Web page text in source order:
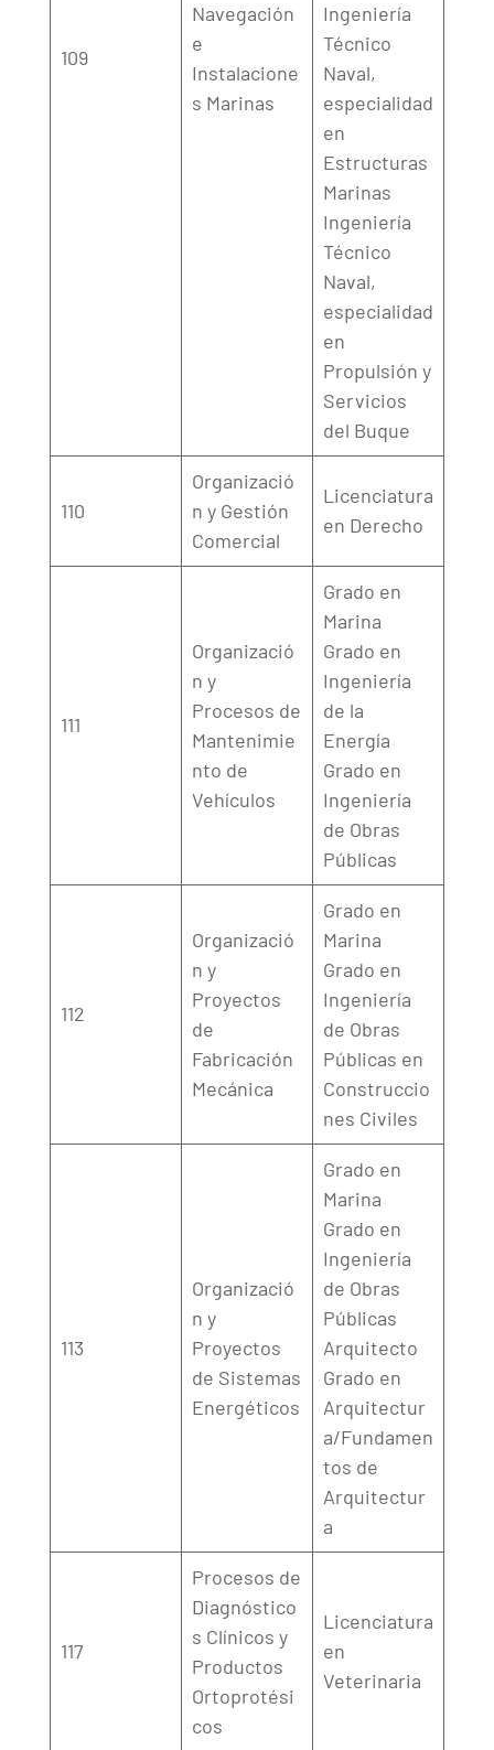
109
Navegación
e
Instalacione
s Marinas
Ingeniería
Técnico
Naval,
especialidad
en
Estructuras
Marinas
Ingeniería
Técnico
Naval,
especialidad
en
Propulsión y
Servicios
del Buque
110
Organizació
n y Gestión
Comercial
Licenciatura
en Derecho
111
Organizació
n y
Procesos de
Mantenimie
nto de
Vehículos
Grado en
Marina
Grado en
Ingeniería
de la
Energía
Grado en
Ingeniería
de Obras
Públicas
112
Organizació
n y
Proyectos
de
Fabricación
Mecánica
Grado en
Marina
Grado en
Ingeniería
de Obras
Públicas en
Construccio
nes Civiles
113
Organizació
n y
Proyectos
de Sistemas
Energéticos
Grado en
Marina
Grado en
Ingeniería
de Obras
Públicas
Arquitecto
Grado en
Arquitectur
a/Fundamen
tos de
Arquitectur
a
117
Procesos de
Diagnóstico
s Clínicos y
Productos
Ortoprotési
cos
Licenciatura
en
Veterinaria